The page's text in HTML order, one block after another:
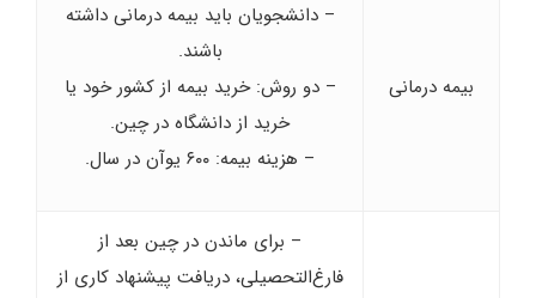
بیمه درمانی
– دانشجویان باید بیمه درمانی داشته
باشند.
– دو روش: خرید بیمه از کشور خود یا
خرید از دانشگاه در چین.
– هزینه بیمه: ۶۰۰ یوآن در سال.
– برای ماندن در چین بعد از
فارغ‌التحصیلی، دریافت پیشنهاد کاری از